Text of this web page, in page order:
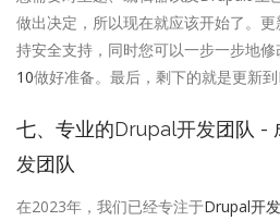
做出决定，所以现在就应该开始了。更
持安全支持，同时您可以一步一步地
10做好准备。最后，剩下的就是更新到
七、专业的Drupal开发团队 -
发团队
在2023年，我们已经专注于Drupal开发